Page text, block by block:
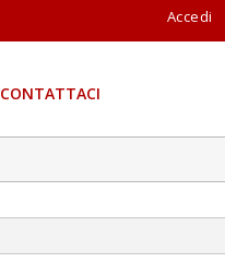
Accedi
CONTATTACI